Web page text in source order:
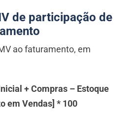
de participação de
ao faturamento, em
+ Compras – Estoque
em Vendas] * 100